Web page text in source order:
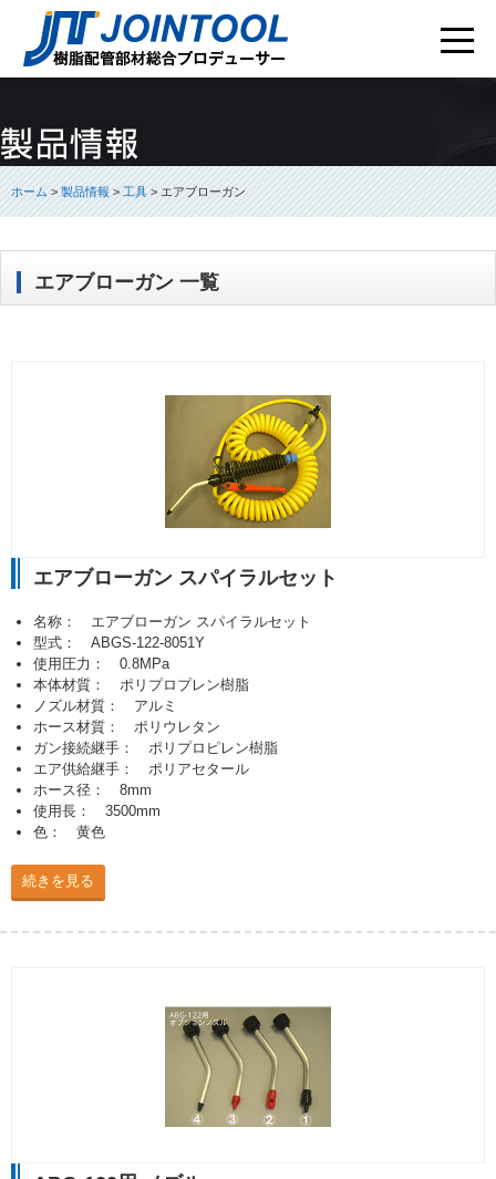
ホーム>製品情報>工具>エアブローガン
エアブローガン 一覧
エアブローガン スパイラルセット
名称： エアブローガン スパイラルセット
型式： ABGS-122-8051Y
使用圧力： 0.8MPa
本体材質： ポリプロプレン樹脂
ノズル材質： アルミ
ホース材質： ポリウレタン
ガン接続継手： ポリプロピレン樹脂
エア供給継手： ポリアセタール
ホース径： 8mm
使用長： 3500mm
色： 黄色
続きを見る